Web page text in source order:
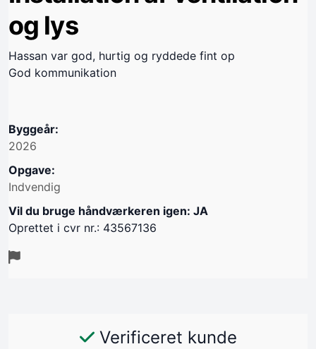
og lys
Hassan var god, hurtig og ryddede fint op
God kommunikation
Byggeår:
2026
Opgave:
Indvendig
Vil du bruge håndværkeren igen: JA
Oprettet i cvr nr.: 43567136
Verificeret kunde